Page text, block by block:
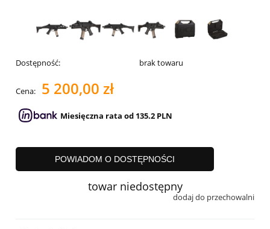
Dostępność: brak towaru
Cena: 5 200,00 zł
Miesięczna rata od 135.2 PLN
POWIADOM O DOSTĘPNOŚCI
towar niedostępny
dodaj do przechowalni